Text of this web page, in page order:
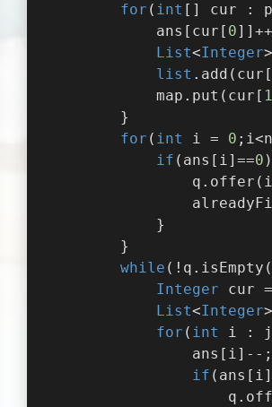
for ( int [] cur :
            ans[cur[
0
List<Integer
list .add(cur[
            map.put(cur[
1
        }
for ( int i = 0
if (ans[i]==0
            }
        }
while
Integer cur
List<Integer
for ( int
i :
                ans[i]--;
if